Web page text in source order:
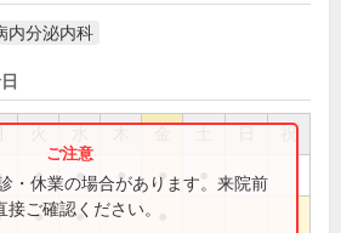
内分泌内科
祝
● ● ● ●
● ●
・休業の場合があります。来院前
ご確認ください。